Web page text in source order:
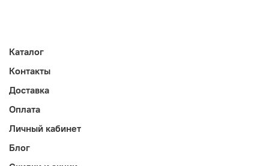
Каталог
Контакты
Доставка
Оплата
Личный кабинет
Блог